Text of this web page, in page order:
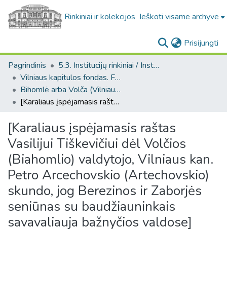
Rinkiniai ir kolekcijos Ieškoti visame archyve
Prisijungti
Pagrindinis
5.3. Institucijų rinkiniai / Institutional collections
Vilniaus kapitulos fondas. F43
Bihomlė arba Volča (Vilniaus kapitulos fondas. F43. Bažnytinės valdos)
[Karaliaus įspėjamasis raštas Vasilijui Tiškevičiui dėl Volčios (Biahomlio) valdytojo, Vilniaus kan. Petro Arcechovskio (Artechovskio) skundo, jog Berezinos ir Zaborjės seniūnas su baudžiauninkais savavaliauja bažnyčios valdose]
[Karaliaus įspėjamasis raštas
Vasilijui Tiškevičiui dėl Volčios
(Biahomlio) valdytojo, Vilniaus kan.
Petro Arcechovskio (Artechovskio)
skundo, jog Berezinos ir Zaborjės
seniūnas su baudžiauninkais
savavaliauja bažnyčios valdose]